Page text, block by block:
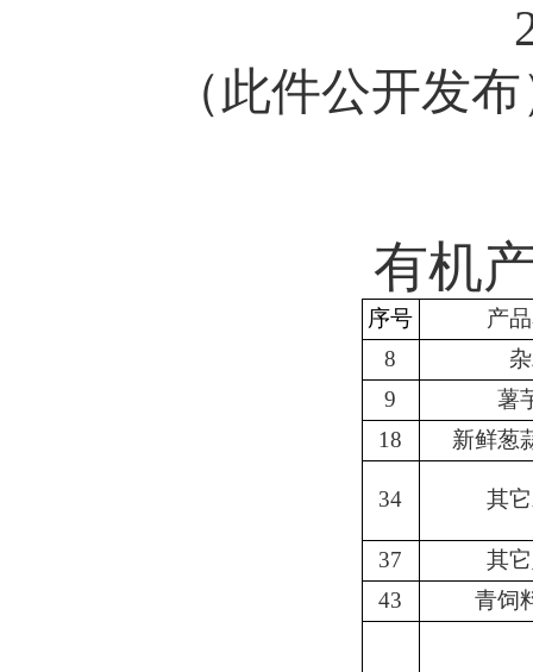
（此件公开发
有机
序号
产
8
9
薯
18
新鲜葱
34 其
37
其
43
青饲